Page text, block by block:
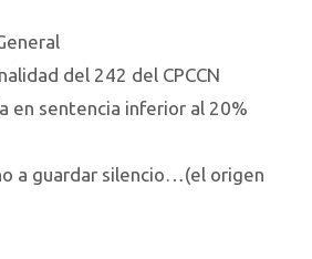
del 242 del CPCCN
en sentencia inferior al 20%
a guardar silencio…(el origen